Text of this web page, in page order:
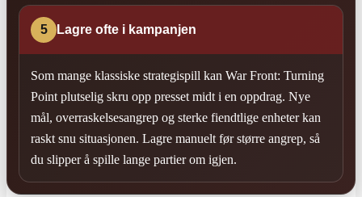
5 Lagre ofte i kampanjen
Som mange klassiske strategispill kan War Front: Turning
Point plutselig skru opp presset midt i en oppdrag. Nye
mål, overraskelsesangrep og sterke fiendtlige enheter kan
raskt snu situasjonen. Lagre manuelt før større angrep, så
du slipper å spille lange partier om igjen.